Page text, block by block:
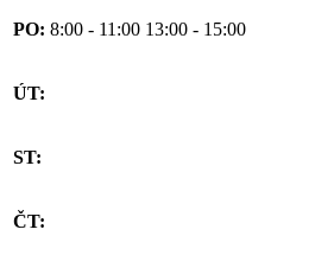
PO: 8:00 - 11:00 13:00 - 15:00
ÚT:
ST:
ČT: